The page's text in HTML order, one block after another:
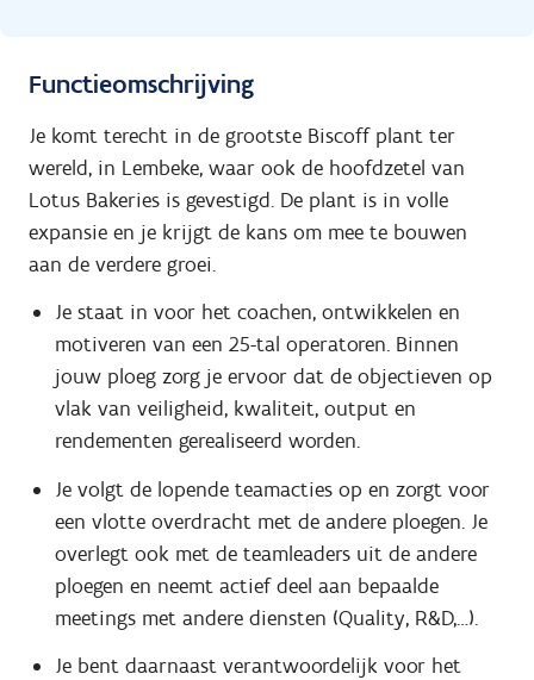
Functieomschrijving
Je komt terecht in de grootste Biscoff plant ter
wereld, in Lembeke, waar ook de hoofdzetel van
Lotus Bakeries is gevestigd. De plant is in volle
expansie en je krijgt de kans om mee te bouwen
aan de verdere groei.
Je staat in voor het coachen, ontwikkelen en
motiveren van een 25-tal operatoren. Binnen
jouw ploeg zorg je ervoor dat de objectieven op
vlak van veiligheid, kwaliteit, output en
rendementen gerealiseerd worden.
Je volgt de lopende teamacties op en zorgt voor
een vlotte overdracht met de andere ploegen. Je
overlegt ook met de teamleaders uit de andere
ploegen en neemt actief deel aan bepaalde
meetings met andere diensten (Quality, R&D,…).
Je bent daarnaast verantwoordelijk voor het